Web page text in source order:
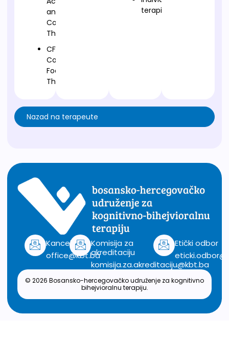
and
Commitment
Therapy
CFT-
Compassion
Focused
Therapy
terapija
Nazad na terapeute
Kancelarija
office@kbt.ba
Komisija za
akreditaciju
komisija.za.akreditaciju@kbt.ba
Etički odbor
© 2026 Bosansko-hercegovačko udruženje za kognitivno
bihejvioralnu terapiju.